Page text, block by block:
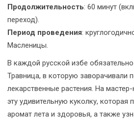
Продолжительность: 60 минут
переход).
Период проведения:
Масленицы.
В каждой русской избе обязательно
Травница, в которую заворачивали
лекарственные растения. На
эту удивительную куколку,
аромат лета и здоровья, а также